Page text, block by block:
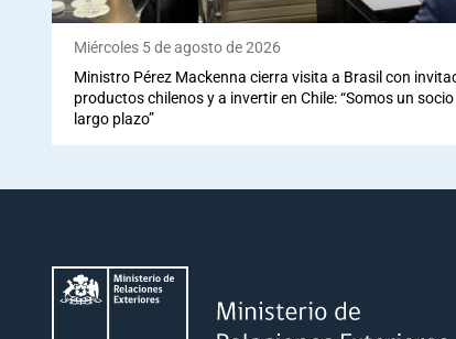
Miércoles 5 de agosto de 2026
Ministro Pérez Mackenna cierra visita a Brasil con
productos chilenos y a invertir en Chile: “Somos un
largo plazo”